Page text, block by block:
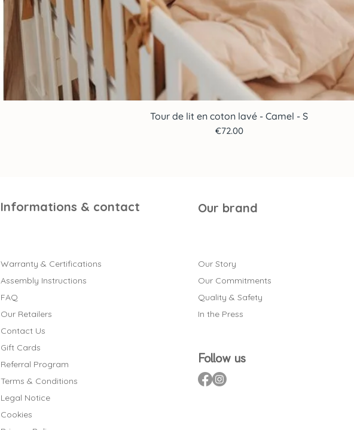
Quick View
Tour de lit en coton lavé - Camel - S
Price
€72.00
Informations & contact
Warranty & Certifications
Assembly Instructions
FAQ
Our Retailers
Contact Us
Gift Cards
Referral Program
Terms & Conditions
Legal Notice
Cookies
Our brand
Our Story
Our Commitments
Quality & Safety
In the Press
Follow us